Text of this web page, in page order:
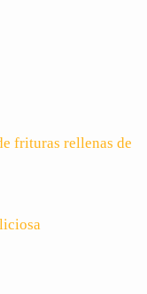
frituras rellenas de